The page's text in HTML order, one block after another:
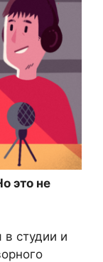
это не
студии и